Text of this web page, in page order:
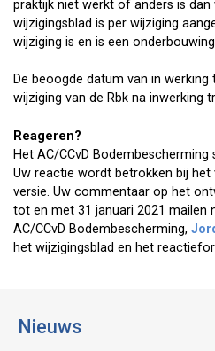
praktijk niet werkt of anders is
wijzigingsblad is per wijziging
wijziging is en is een
De beoogde datum van in
wijziging van de Rbk na inwerking
Reageren?
Het AC/CCvD
Uw reactie wordt betrokken bij het
versie. Uw commentaar op het
tot en met 31 januari 2021 mailen
AC/CCvD Bodembescherming,
het wijzigingsblad en het
Nieuws